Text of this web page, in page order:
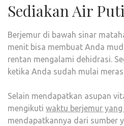
Sediakan Air
Berjemur di bawah sinar
menit bisa membuat Anda
rentan mengalami dehidrasi.
ketika Anda sudah mulai
Selain mendapatkan asupan
mengikuti waktu berjemur yang
mendapatkannya dari sumber